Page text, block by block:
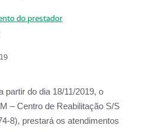
do prestador
partir do dia 18/11/2019, o
– Centro de Reabilitação S/S
8), prestará os atendimentos